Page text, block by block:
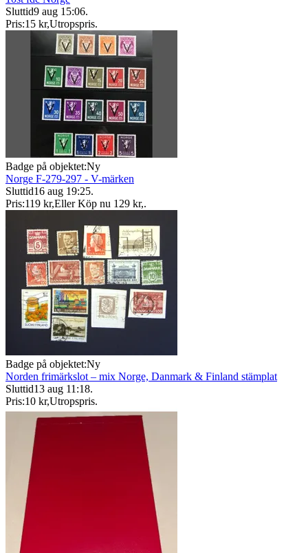
Sluttid9 aug 15:06.
Pris:15 kr,Utropspris.
Badge på objektet:Ny
Norge F-279-297 - V-märken
Sluttid16 aug 19:25.
Pris:119 kr,Eller Köp nu 129 kr,.
Badge på objektet:Ny
Norden frimärkslot – mix Norge, Danmark & Finland stämplat
Sluttid13 aug 11:18.
Pris:10 kr,Utropspris.